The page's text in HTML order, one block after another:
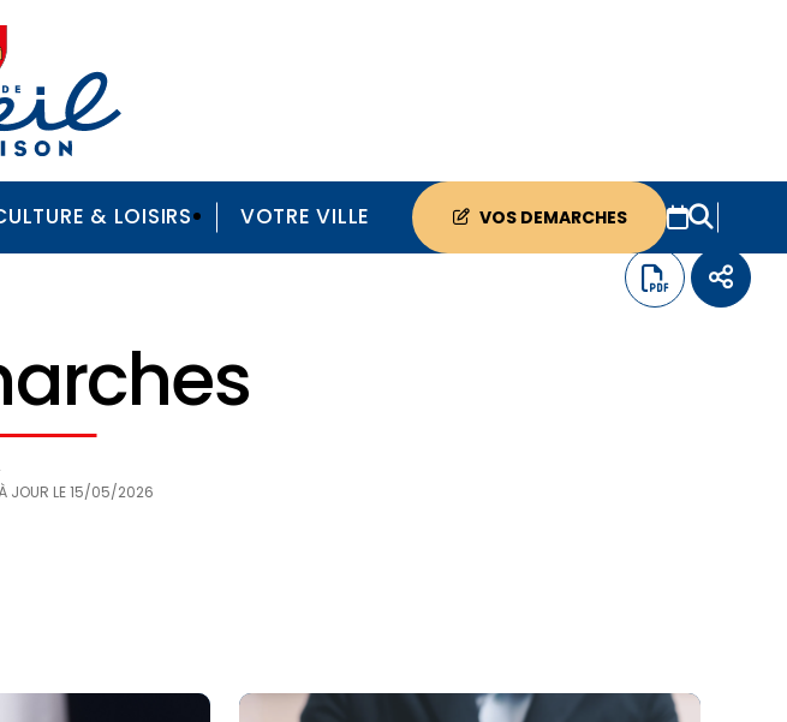
& LOISIRS VOTRE VILLE VOS DEMARCHES
JOUR LE15/05/2026